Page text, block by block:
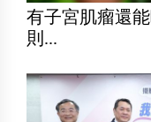
有子宮肌瘤還
則...